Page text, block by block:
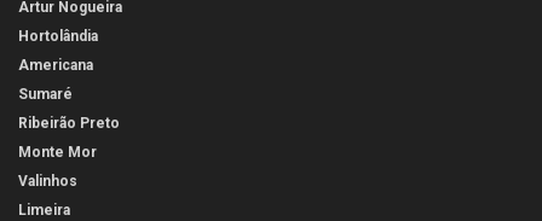
Artur Nogueira
Hortolândia
Americana
Sumaré
Ribeirão Preto
Monte Mor
Valinhos
Limeira